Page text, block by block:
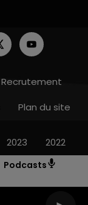
Podcasts
Recrutement
Plan du site
2023 2022